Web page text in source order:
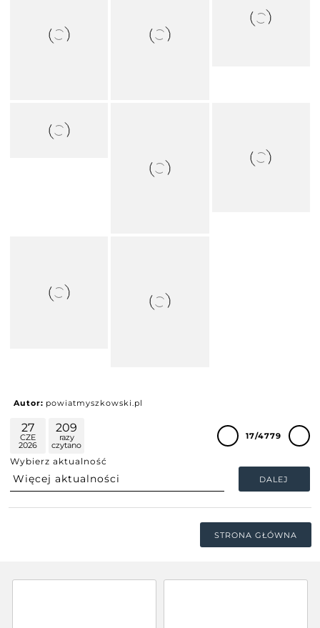
Autor: powiatmyszkowski.pl
27
CZE
2026
209
razy
czytano
Wybierz aktualność
DALEJ
17/4779
STRONA GŁÓWNA